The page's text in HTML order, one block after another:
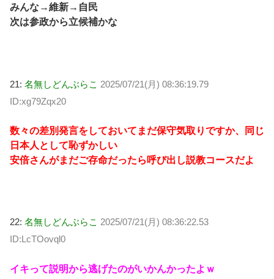
みんな→維新→自民
次は参政から立候補かな
21: 名無しどんぶらこ 2025/07/21(月) 08:36:19.79
ID:xg79Zqx20
数々の差別発言をしておいてまだ保守気取りですか、同じ
日本人として恥ずかしい
安倍さんがまだご存命だったら呼び出し説教コースだよ
22: 名無しどんぶらこ 2025/07/21(月) 08:36:22.53
ID:LcTOovql0
イキって説明から逃げたのがいかんかったよｗ